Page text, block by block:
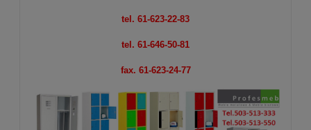
tel. 61-623-22-83
tel. 61-646-50-81
fax. 61-623-24-77